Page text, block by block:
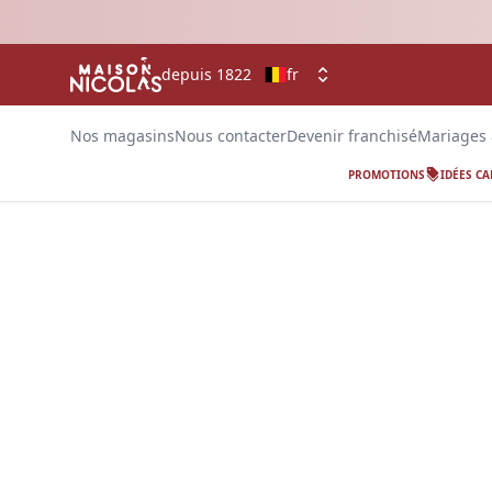
depuis 1822 fr
Nos magasinsNous contacterDevenir franchiséMariages
PROMOTIONS IDÉES